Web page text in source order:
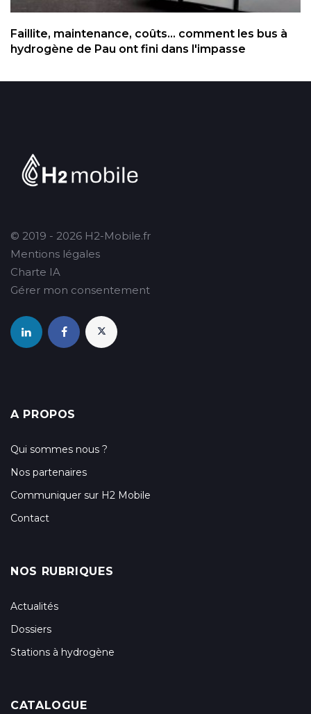
Faillite, maintenance, coûts... comment les bus à
hydrogène de Pau ont fini dans l'impasse
© 2019 - 2026 H2-Mobile.fr
Mentions légales
Charte IA
Gérer mon consentement
A PROPOS
Qui sommes nous ?
Nos partenaires
Communiquer sur H2 Mobile
Contact
NOS RUBRIQUES
Actualités
Dossiers
Stations à hydrogène
CATALOGUE